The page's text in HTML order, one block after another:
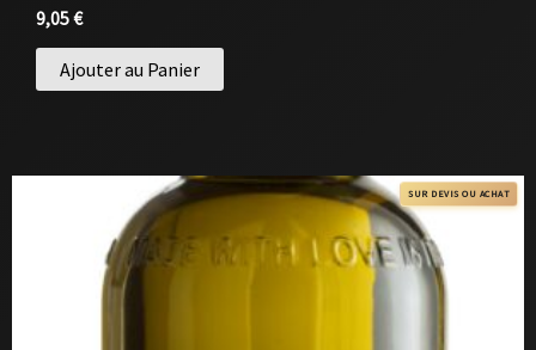
9,05€
Ajouter au Panier
SUR DEVIS OU ACHAT